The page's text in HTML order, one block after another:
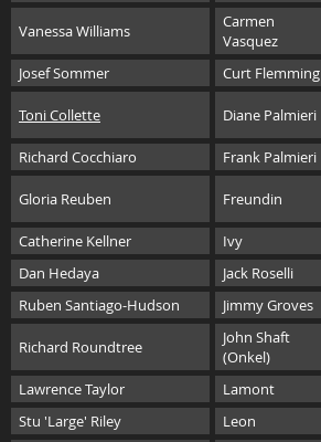
Vanessa Williams
Carmen
Vasquez
Josef Sommer Curt Flemming
Toni Collette Diane Palmieri
Richard Cocchiaro
Frank Palmieri
Gloria Reuben Freundin
Catherine Kellner
Ivy
Dan Hedaya
Jack Roselli
Ruben Santiago-Hudson
Jimmy Groves
Richard Roundtree
John Shaft
(Onkel)
Lawrence Taylor Lamont
Stu 'Large' Riley
Leon